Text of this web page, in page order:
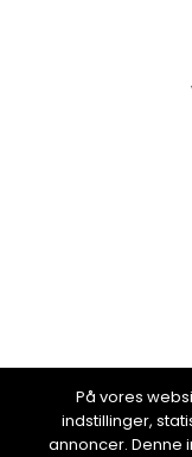
På vores
indstillinger,
annoncer. Denne